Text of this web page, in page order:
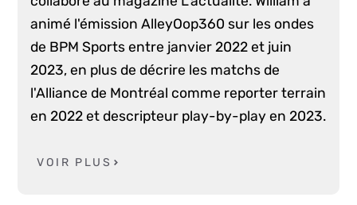
animé l'émission AlleyOop360 sur les ondes
de BPM Sports entre janvier 2022 et juin
2023, en plus de décrire les matchs de
l'Alliance de Montréal comme reporter terrain
en 2022 et descripteur play-by-play en 2023.
VOIR PLUS